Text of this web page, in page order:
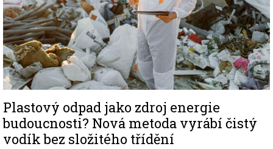
Plastový odpad jako zdroj energie
budoucnosti? Nová metoda vyrábí čistý
vodík bez složitého třídění